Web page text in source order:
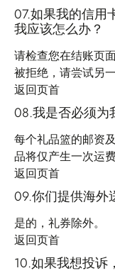
07.如果我的信用
我应该怎么办？
请检查您在结账页
被拒绝，请尝试另
返回页首
08.我是否必须为
每个礼品篮的邮资
品将仅产生一次运
返回页首
09.你们提供海外
是的，礼券除外。
返回页首
10.如果我想投诉